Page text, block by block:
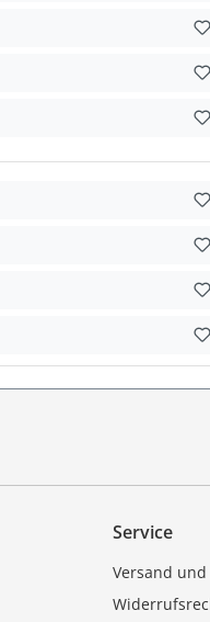
Service
Versand